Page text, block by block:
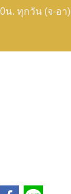
น. ทุกวัน (จ-อา)